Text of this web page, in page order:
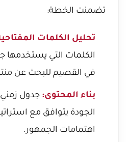
تضمنت الخطة:
تحليل الكلمات
الكلمات التي
في القصيم للبحث عن
بناء المحتوى: جدول
اهتمامات الجمهور.